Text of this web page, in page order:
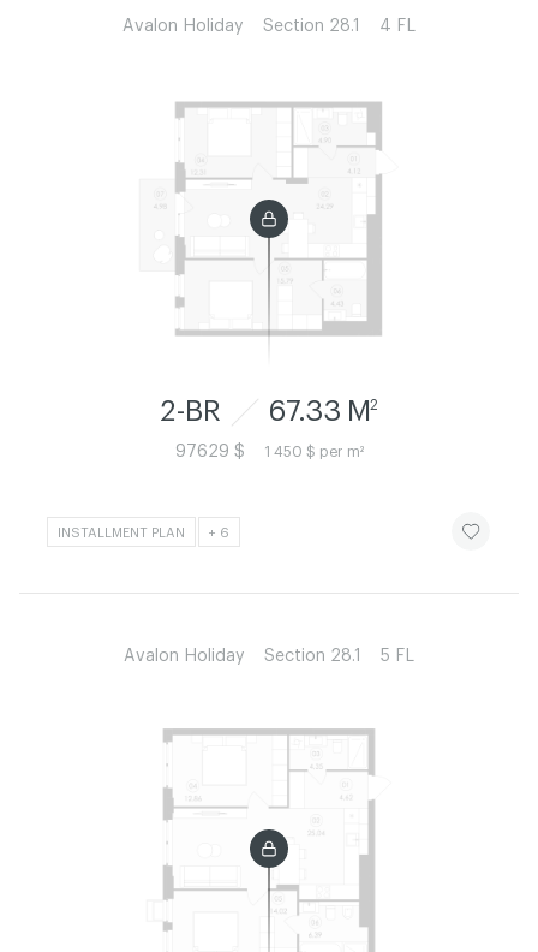
Avalon Holiday Section 28.1 4 FL
2-BR 67.33 M2
97629 $ 1 450 $ per m²
INSTALLMENT PLAN + 6 ЧИТАТИ
Avalon Holiday Section 28.1 5 FL